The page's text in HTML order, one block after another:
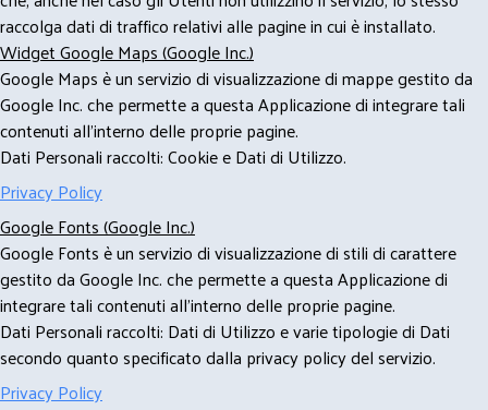
raccolga dati di traffico relativi alle pagine in cui è installato.
Widget Google Maps (Google Inc.)
Google Maps è un servizio di visualizzazione di mappe gestito da
Google Inc. che permette a questa Applicazione di integrare tali
contenuti all'interno delle proprie pagine.
Dati Personali raccolti: Cookie e Dati di Utilizzo.
Privacy Policy
Google Fonts (Google Inc.)
Google Fonts è un servizio di visualizzazione di stili di carattere
gestito da Google Inc. che permette a questa Applicazione di
integrare tali contenuti all'interno delle proprie pagine.
Dati Personali raccolti: Dati di Utilizzo e varie tipologie di Dati
secondo quanto specificato dalla privacy policy del servizio.
Privacy Policy